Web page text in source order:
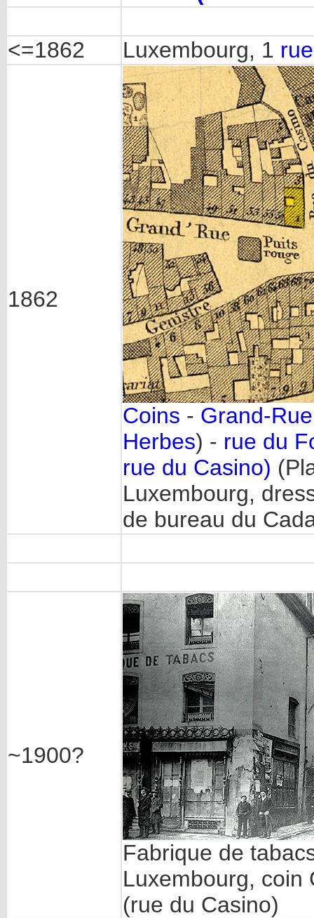
<=1862 Luxembourg, 1
1862
Coins - Grand-Rue
Herbes) - rue du
rue du Casino)
Luxembourg,
de bureau du
~1900?
Fabrique de
Luxembourg, coin
(rue du Casino)